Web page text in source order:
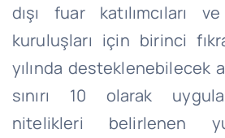
dışı fuar katılımcıları
kuruluşları için birinci
yılında desteklenebilecek
sınırı 10 olarak
nitelikleri belirlenen